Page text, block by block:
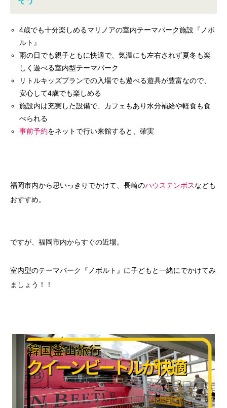
4歳でも十分楽しめるマリノアの室内テーマパーク施設『ノボ
ルト』
雨の日でも親子ともに快適で、気温にも左右されず夏冬も楽
しく遊べる室内型テーマパーク
リトルキッズプランでの入場でも遊べる遊具が豊富なので、
安心して4歳でも楽しめる
施設内は充実した設備で、カフェもあり水分補給や軽食も食
べられる
事前予約をネットで行い来館すると、確実
福岡市内から思いっきりでかけて、長崎のハウステンボスなども
おすすめ。
ですが、福岡市内からすぐの近場。
室内型のテーマパーク『ノボルト』に子どもと一緒にでかけてみ
ましょう！！